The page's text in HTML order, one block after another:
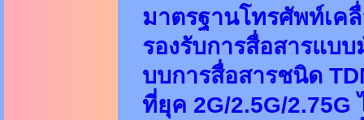
มาตรฐานโทรศัพท์เค
รองรับการสื่อสารแบ
บบการสื่อสารชนิด
ที่ยุค 2G/2.5G/2.75G